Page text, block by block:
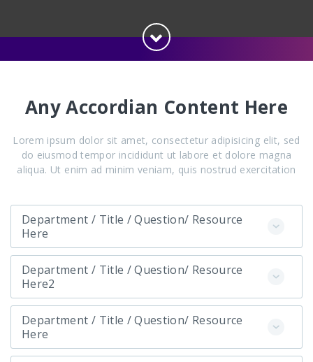
Any Accordian Content Here
Lorem ipsum dolor sit amet, consectetur adipisicing elit, sed
do eiusmod tempor incididunt ut labore et dolore magna
aliqua. Ut enim ad minim veniam, quis nostrud exercitation
Department / Title / Question/ Resource
Here
Department / Title / Question/ Resource
Here2
Department / Title / Question/ Resource
Here